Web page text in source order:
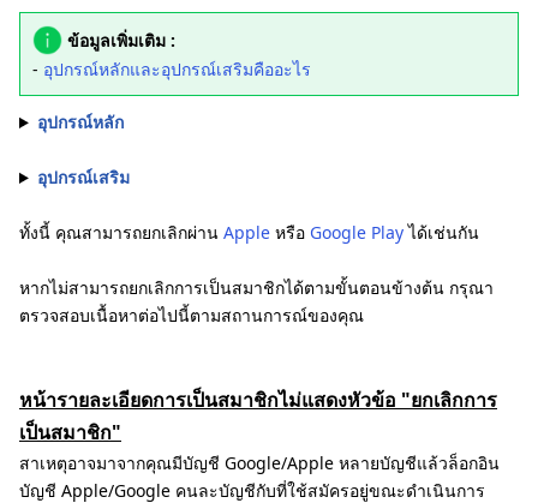
ข้อมูลเพิ่มเติม :
- อุปกรณ์หลักและอุปกรณ์เสริมคืออะไร
อุปกรณ์หลัก
อุปกรณ์เสริม
ทั้งนี้ คุณสามารถยกเลิกผ่าน Apple หรือ Google Playได้เช่นกัน
หากไม่สามารถยกเลิกการเป็นสมาชิกได้ตามขั้นตอนข้างต้น กรุณา
ตรวจสอบเนื้อหาต่อไปนี้ตามสถานการณ์ของคุณ
หน้ารายละเอียดการเป็นสมาชิกไม่แสดงหัวข้อ "ยกเลิกการ
เป็นสมาชิก"
สาเหตุอาจมาจากคุณมีบัญชี Google/Apple หลายบัญชีแล้วล็อกอิน
บัญชี Apple/Google คนละบัญชีกับที่ใช้สมัครอยู่ขณะดำเนินการ